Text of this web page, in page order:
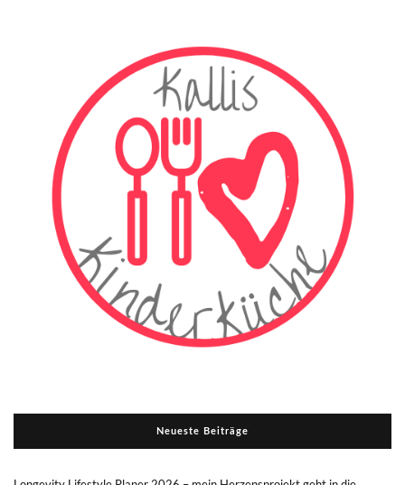
Neueste Beiträge